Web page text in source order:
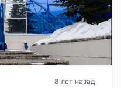
8 лет назад